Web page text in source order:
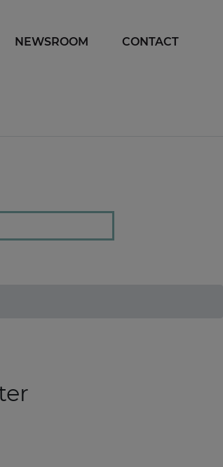
NEWSROOM CONTACT